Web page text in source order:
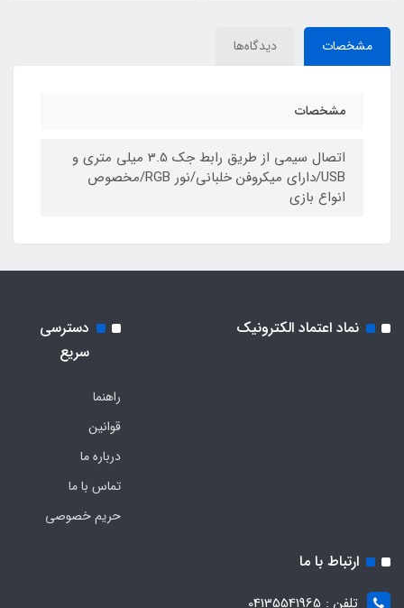
مشخصات دیدگاه‌ها
مشخصات
اتصال سیمی از طریق رابط جک 3.5 میلی متری و
USB/دارای میکروفن خلبانی/نور RGB/مخصوص
انواع بازی
نماد اعتماد الکترونیک
دسترسی
سریع
راهنما
قوانین
درباره ما
تماس با ما
حریم خصوصی
ارتباط با ما
تلفن : 04135541965